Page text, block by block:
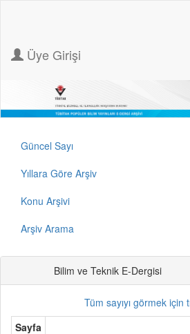
Üye Girişi
Güncel Sayı
Yıllara Göre Arşiv
Konu Arşivi
Arşiv Arama
Bilim ve Teknik E-Dergisi
Tüm sayıyı görmek için
Sayfa